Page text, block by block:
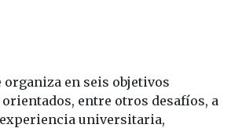
organiza en seis objetivos
entre otros desafíos, a
universitaria,